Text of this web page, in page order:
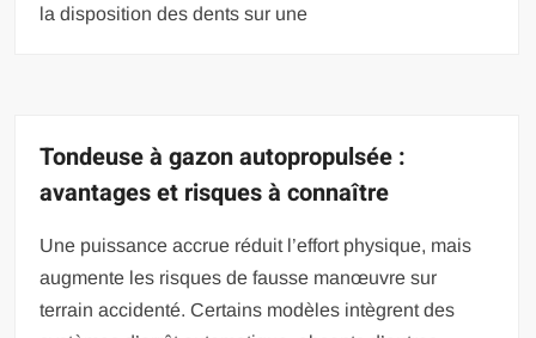
la disposition des dents sur une
Tondeuse à gazon autopropulsée :
avantages et risques à connaître
Une puissance accrue réduit l’effort physique, mais
augmente les risques de fausse manœuvre sur
terrain accidenté. Certains modèles intègrent des